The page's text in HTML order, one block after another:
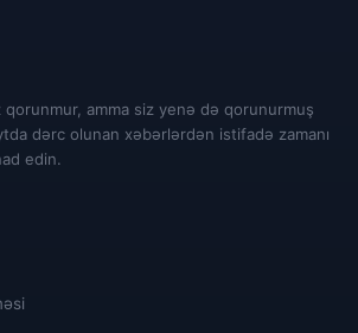
amma siz yenə də qorunurmuş
dərc olunan xəbərlərdən istifadə zamanı
edin.